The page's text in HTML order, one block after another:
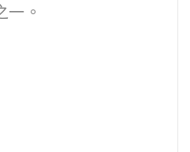
一。